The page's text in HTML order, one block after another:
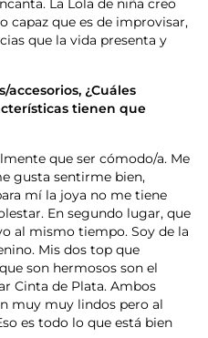
La Lola de niña creo
capaz que es de improvisar,
que la vida presenta y
¿Cuáles
tienen que
que ser cómodo/a. Me
gusta sentirme bien,
mí la joya no me tiene
En segundo lugar, que
al mismo tiempo. Soy de la
Mis dos top que
son hermosos son el
Cinta de Plata. Ambos
muy muy lindos pero al
es todo lo que está bien